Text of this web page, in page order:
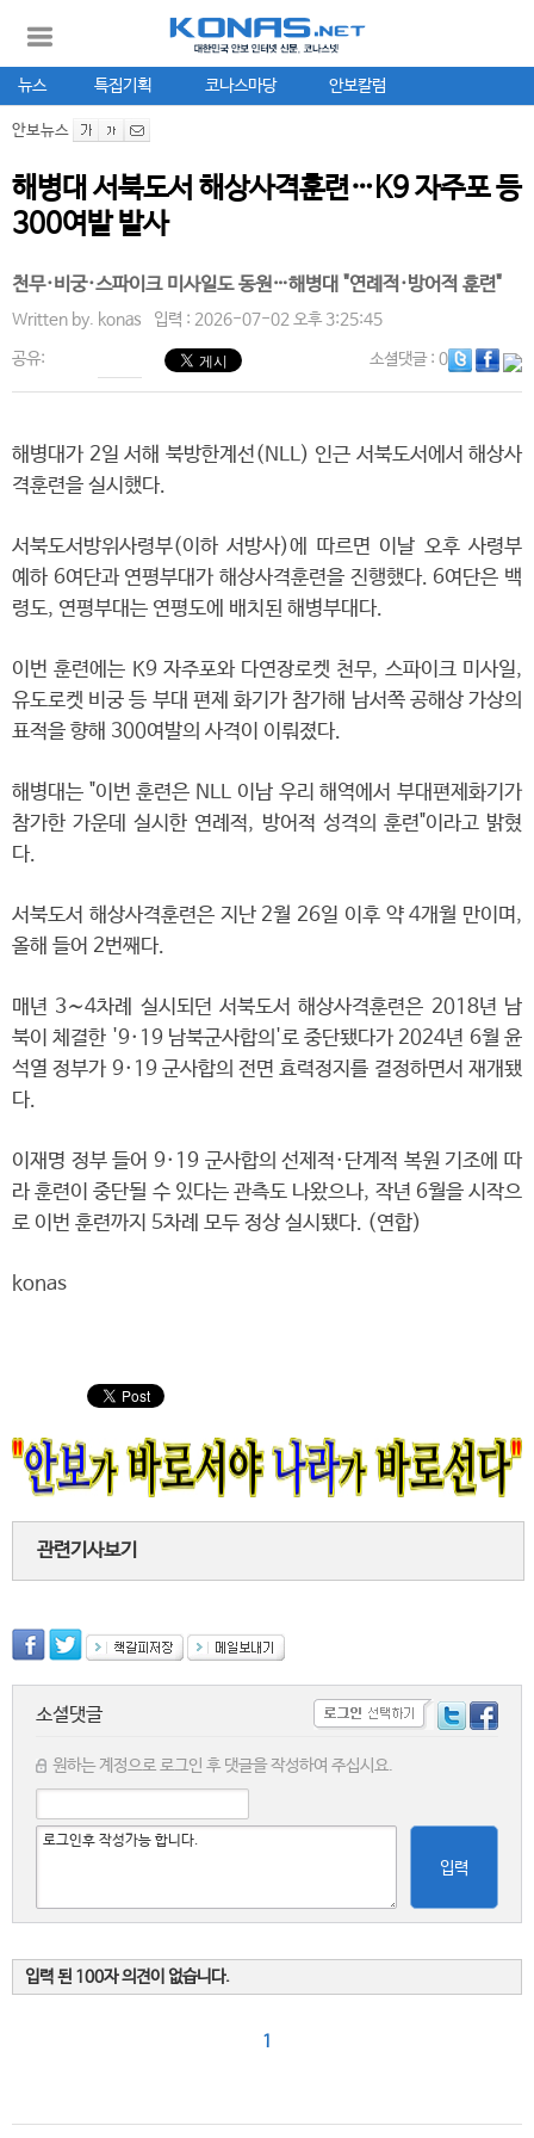
뉴스 특집기획 코나스마당 안보칼럼
안보뉴스
해병대 서북도서 해상사격훈련…K9 자주포 등
300여발 발사
천무·비궁·스파이크 미사일도 동원…해병대 "연례적·방어적 훈련"
Written by. konas 입력 : 2026-07-02 오후 3:25:45
공유: 소셜댓글: 0
해병대가 2일 서해 북방한계선(NLL) 인근 서북도서에서 해상사
격훈련을 실시했다.
서북도서방위사령부(이하 서방사)에 따르면 이날 오후 사령부
예하 6여단과 연평부대가 해상사격훈련을 진행했다. 6여단은 백
령도, 연평부대는 연평도에 배치된 해병부대다.
이번 훈련에는 K9 자주포와 다연장로켓 천무, 스파이크 미사일,
유도로켓 비궁 등 부대 편제 화기가 참가해 남서쪽 공해상 가상의
표적을 향해 300여발의 사격이 이뤄졌다.
해병대는 "이번 훈련은 NLL 이남 우리 해역에서 부대편제화기가
참가한 가운데 실시한 연례적, 방어적 성격의 훈련"이라고 밝혔
다.
서북도서 해상사격훈련은 지난 2월 26일 이후 약 4개월 만이며,
올해 들어 2번째다.
매년 3∼4차례 실시되던 서북도서 해상사격훈련은 2018년 남
북이 체결한 '9·19 남북군사합의'로 중단됐다가 2024년 6월 윤
석열 정부가 9·19 군사합의 전면 효력정지를 결정하면서 재개됐
다.
이재명 정부 들어 9·19 군사합의 선제적·단계적 복원 기조에 따
라 훈련이 중단될 수 있다는 관측도 나왔으나, 작년 6월을 시작으
로 이번 훈련까지 5차례 모두 정상 실시됐다. (연합)
konas
관련기사보기
소셜댓글
원하는 계정으로 로그인 후 댓글을 작성하여 주십시요.
입력
입력 된 100자 의견이 없습니다.
1